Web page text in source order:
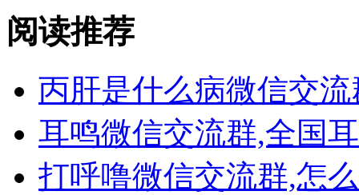
阅读推荐
丙肝是什么病微信交
耳鸣微信交流群,全国
打呼噜微信交流群,怎